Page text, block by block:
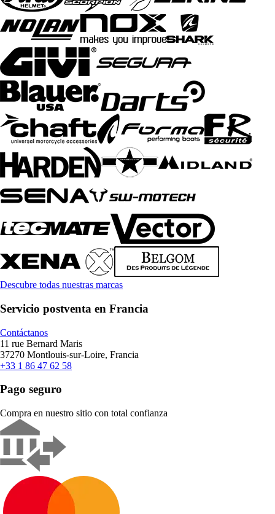
Descubre todas nuestras marcas
Servicio postventa en Francia
Contáctanos
11 rue Bernard Maris
37270 Montlouis-sur-Loire, Francia
+33 1 86 47 62 58
Pago seguro
Compra en nuestro sitio con total confianza